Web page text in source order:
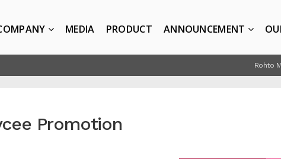
MEDIA PRODUCT ANNOUNCEMENT
Rohto
Promotion